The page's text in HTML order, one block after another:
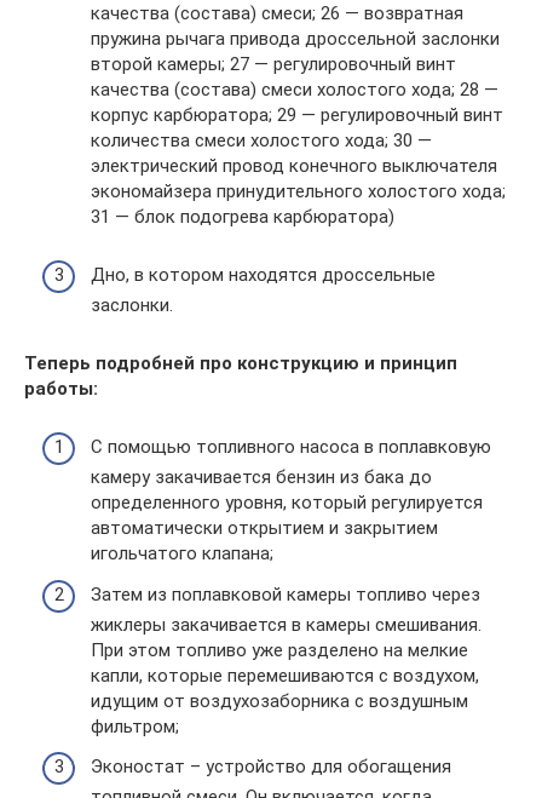
качества (состава) смеси; 26 — возвратная
пружина рычага привода дроссельной заслонки
второй камеры; 27 — регулировочный винт
качества (состава) смеси холостого хода; 28 —
корпус карбюратора; 29 — регулировочный винт
количества смеси холостого хода; 30 —
электрический провод конечного выключателя
экономайзера принудительного холостого хода;
31 — блок подогрева карбюратора)
Дно, в котором находятся дроссельные
заслонки.
Теперь подробней про конструкцию и принцип
работы:
С помощью топливного насоса в поплавковую
камеру закачивается бензин из бака до
определенного уровня, который регулируется
автоматически открытием и закрытием
игольчатого клапана;
Затем из поплавковой камеры топливо через
жиклеры закачивается в камеры смешивания.
При этом топливо уже разделено на мелкие
капли, которые перемешиваются с воздухом,
идущим от воздухозаборника с воздушным
фильтром;
Эконостат – устройство для обогащения